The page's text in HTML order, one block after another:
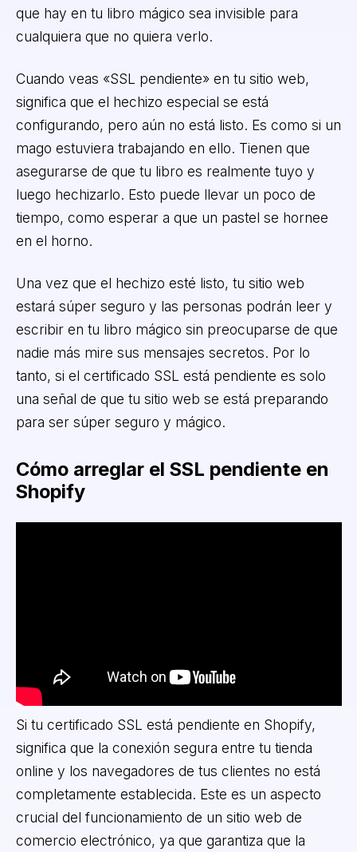
que hay en tu libro mágico sea invisible para
cualquiera que no quiera verlo.
Cuando veas «SSL pendiente» en tu sitio web,
significa que el hechizo especial se está
configurando, pero aún no está listo. Es como si un
mago estuviera trabajando en ello. Tienen que
asegurarse de que tu libro es realmente tuyo y
luego hechizarlo. Esto puede llevar un poco de
tiempo, como esperar a que un pastel se hornee
en el horno.
Una vez que el hechizo esté listo, tu sitio web
estará súper seguro y las personas podrán leer y
escribir en tu libro mágico sin preocuparse de que
nadie más mire sus mensajes secretos. Por lo
tanto, si el certificado SSL está pendiente es solo
una señal de que tu sitio web se está preparando
para ser súper seguro y mágico.
Cómo arreglar el SSL pendiente en
Shopify
Si tu certificado SSL está pendiente en Shopify,
significa que la conexión segura entre tu tienda
online y los navegadores de tus clientes no está
completamente establecida. Este es un aspecto
crucial del funcionamiento de un sitio web de
comercio electrónico, ya que garantiza que la